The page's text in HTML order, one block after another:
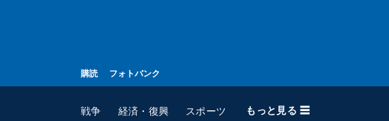
購読 フォトバンク
戦争 経済・復興 スポーツ もっと見る ☰